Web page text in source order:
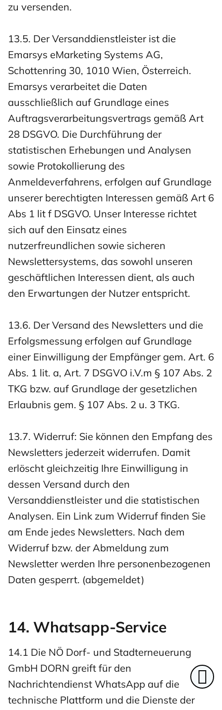
zu versenden.
13.5. Der Versanddienstleister ist die
Emarsys eMarketing Systems AG,
Schottenring 30, 1010 Wien, Österreich.
Emarsys verarbeitet die Daten
ausschließlich auf Grundlage eines
Auftragsverarbeitungsvertrags gemäß Art
28 DSGVO. Die Durchführung der
statistischen Erhebungen und Analysen
sowie Protokollierung des
Anmeldeverfahrens, erfolgen auf Grundlage
unserer berechtigten Interessen gemäß Art 6
Abs 1 lit f DSGVO. Unser Interesse richtet
sich auf den Einsatz eines
nutzerfreundlichen sowie sicheren
Newslettersystems, das sowohl unseren
geschäftlichen Interessen dient, als auch
den Erwartungen der Nutzer entspricht.
13.6. Der Versand des Newsletters und die
Erfolgsmessung erfolgen auf Grundlage
einer Einwilligung der Empfänger gem. Art. 6
Abs. 1 lit. a, Art. 7 DSGVO i.V.m § 107 Abs. 2
TKG bzw. auf Grundlage der gesetzlichen
Erlaubnis gem. § 107 Abs. 2 u. 3 TKG.
13.7. Widerruf: Sie können den Empfang des
Newsletters jederzeit widerrufen. Damit
erlöscht gleichzeitig Ihre Einwilligung in
dessen Versand durch den
Versanddienstleister und die statistischen
Analysen. Ein Link zum Widerruf finden Sie
am Ende jedes Newsletters. Nach dem
Widerruf bzw. der Abmeldung zum
Newsletter werden Ihre personenbezogenen
Daten gesperrt. (abgemeldet)
14. Whatsapp-Service
14.1 Die NÖ Dorf- und Stadterneuerung
GmbH DORN greift für den
Nachrichtendienst WhatsApp auf die
technische Plattform und die Dienste der